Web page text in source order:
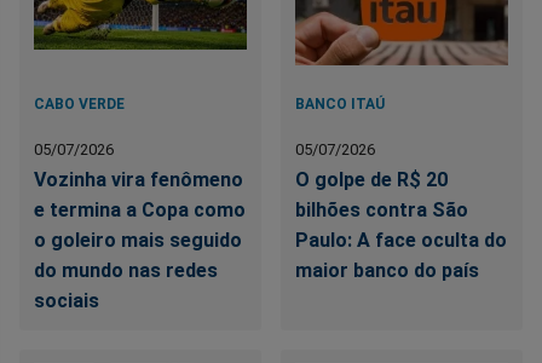
CABO VERDE
05/07/2026
Vozinha vira fenômeno
e termina a Copa como
o goleiro mais seguido
do mundo nas redes
sociais
BANCO ITAÚ
05/07/2026
O golpe de R$ 20
bilhões contra São
Paulo: A face oculta do
maior banco do país